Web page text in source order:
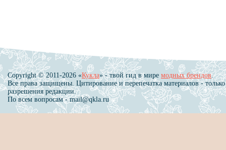
Copyright © 2011-2026 «Кукла» - твой гид в мире модных брендов.
Все права защищены. Цитирование и перепечатка материалов - только
разрешения редакции.
По всем вопросам - mail@qkla.ru